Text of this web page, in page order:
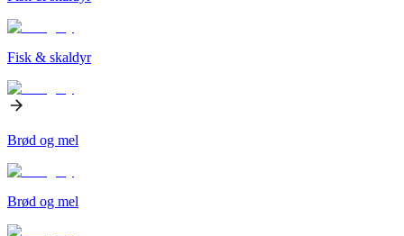
Fisk & skaldyr
Brød og mel
Brød og mel